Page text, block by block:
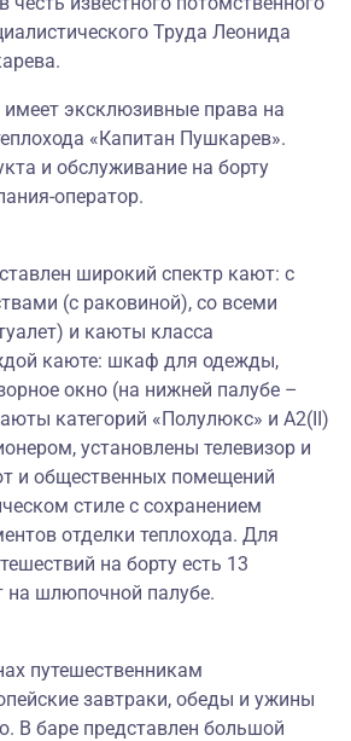
Труда Леонида
имеет эксклюзивные права на
«Капитан Пушкарев».
и обслуживание на борту
оператор.
широкий спектр кают: с
(с раковиной), со всеми
и каюты класса
каюте: шкаф для одежды,
окно (на нижней палубе –
категорий «Полулюкс» и А2(II)
установлены телевизор и
и общественных помещений
стиле с сохранением
отделки теплохода. Для
на борту есть 13
шлюпочной палубе.
путешественникам
завтраки, обеды и ужины
В баре представлен большой